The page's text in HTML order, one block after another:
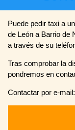
Puede pedir taxi a
de León a Barrio de
a través de su
Tras comprobar la
pondremos en
Contactar por e-mail: